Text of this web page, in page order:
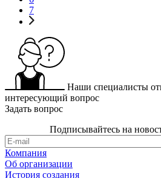
7
Наши специалисты
интересующий вопрос
Задать вопрос
Подписывайтесь на
Компания
Об организации
История создания